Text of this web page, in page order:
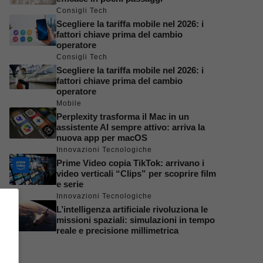
Consigli Tech
Scegliere la tariffa mobile nel 2026: i
fattori chiave prima del cambio
operatore
Consigli Tech
Scegliere la tariffa mobile nel 2026: i
fattori chiave prima del cambio
operatore
Mobile
Perplexity trasforma il Mac in un
assistente AI sempre attivo: arriva la
nuova app per macOS
Innovazioni Tecnologiche
Prime Video copia TikTok: arrivano i
video verticali “Clips” per scoprire film
e serie
Innovazioni Tecnologiche
L’intelligenza artificiale rivoluziona le
missioni spaziali: simulazioni in tempo
reale e precisione millimetrica